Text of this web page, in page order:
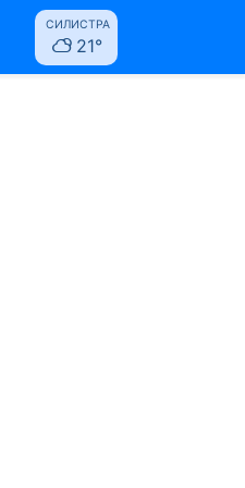
СИЛИСТРА
21°